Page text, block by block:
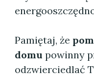
Pamiętaj, że
domu powinny
odzwierciedlać